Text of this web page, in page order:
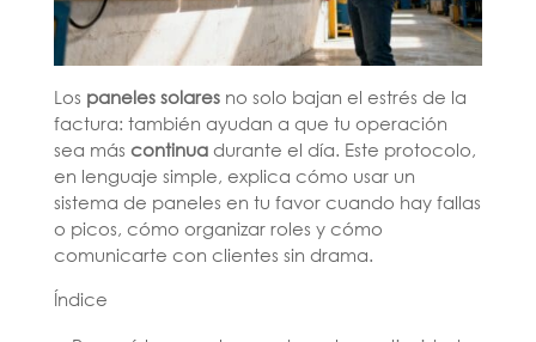
Los paneles solaresno solo bajan el estrés de la
factura: también ayudan a que tu operación
sea más continuadurante el día. Este protocolo,
en lenguaje simple, explica cómo usar un
sistema de paneles en tu favor cuando hay fallas
o picos, cómo organizar roles y cómo
comunicarte con clientes sin drama.
Índice